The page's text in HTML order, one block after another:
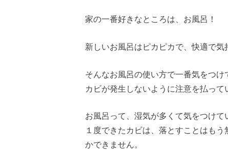
家の一番好きなところは、お風呂！
新しいお風呂はピカピカで、快適で気
そんなお風呂の使い方で一番気をつけ
カビが発生しないように注意を払って
お風呂って、湿気が多くて気をつけて
１度できたカビは、落とすことはも
かできません。